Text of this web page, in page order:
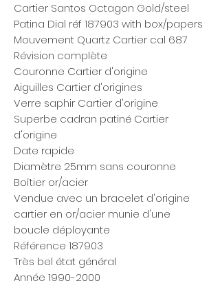
Cartier Santos Octagon Gold/steel
Patina Dial réf 187903 with box/papers
Mouvement Quartz Cartier cal 687
Révision complète
Couronne Cartier d'origine
Aiguilles Cartier d'origines
Verre saphir Cartier d'origine
Superbe cadran patiné Cartier
d'origine
Date rapide
Diamètre 25mm sans couronne
Boîtier or/acier
Vendue avec un bracelet d'origine
cartier en or/acier munie d'une
boucle déployante
Référence 187903
Très bel état général
Année 1990-2000